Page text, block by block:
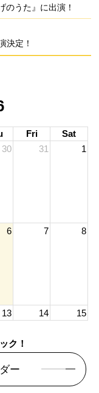
のうた』に出演！
決定！
Fri
Sat
30 31 1
6 7 8
13 14 15
ク！
ー